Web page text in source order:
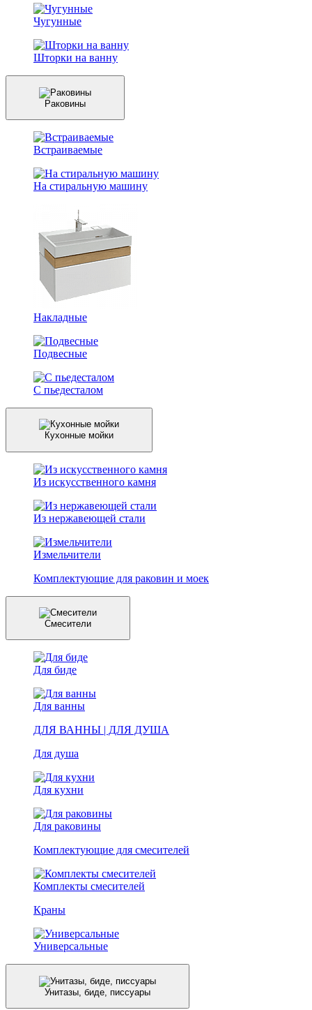
Чугунные
Шторки на ванну
Раковины
Встраиваемые
На стиральную машину
Накладные
Подвесные
С пьедесталом
Кухонные мойки
Из искусственного камня
Из нержавеющей стали
Измельчители
Комплектующие для раковин и моек
Смесители
Для биде
Для ванны
ДЛЯ ВАННЫ | ДЛЯ ДУША
Для душа
Для кухни
Для раковины
Комплектующие для смесителей
Комплекты смесителей
Краны
Универсальные
Унитазы, биде, писсуары